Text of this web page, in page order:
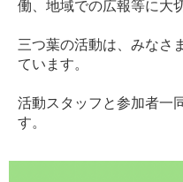
働、地域での広報等に大
三つ葉の活動は、みなさ
ています。
活動スタッフと参加者一
す。